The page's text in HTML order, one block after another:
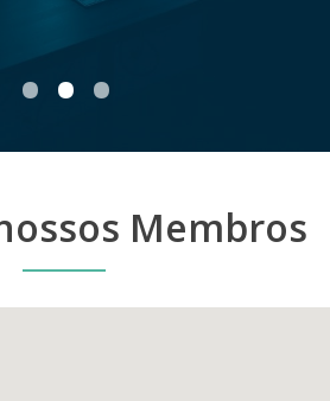
• • •
Membros